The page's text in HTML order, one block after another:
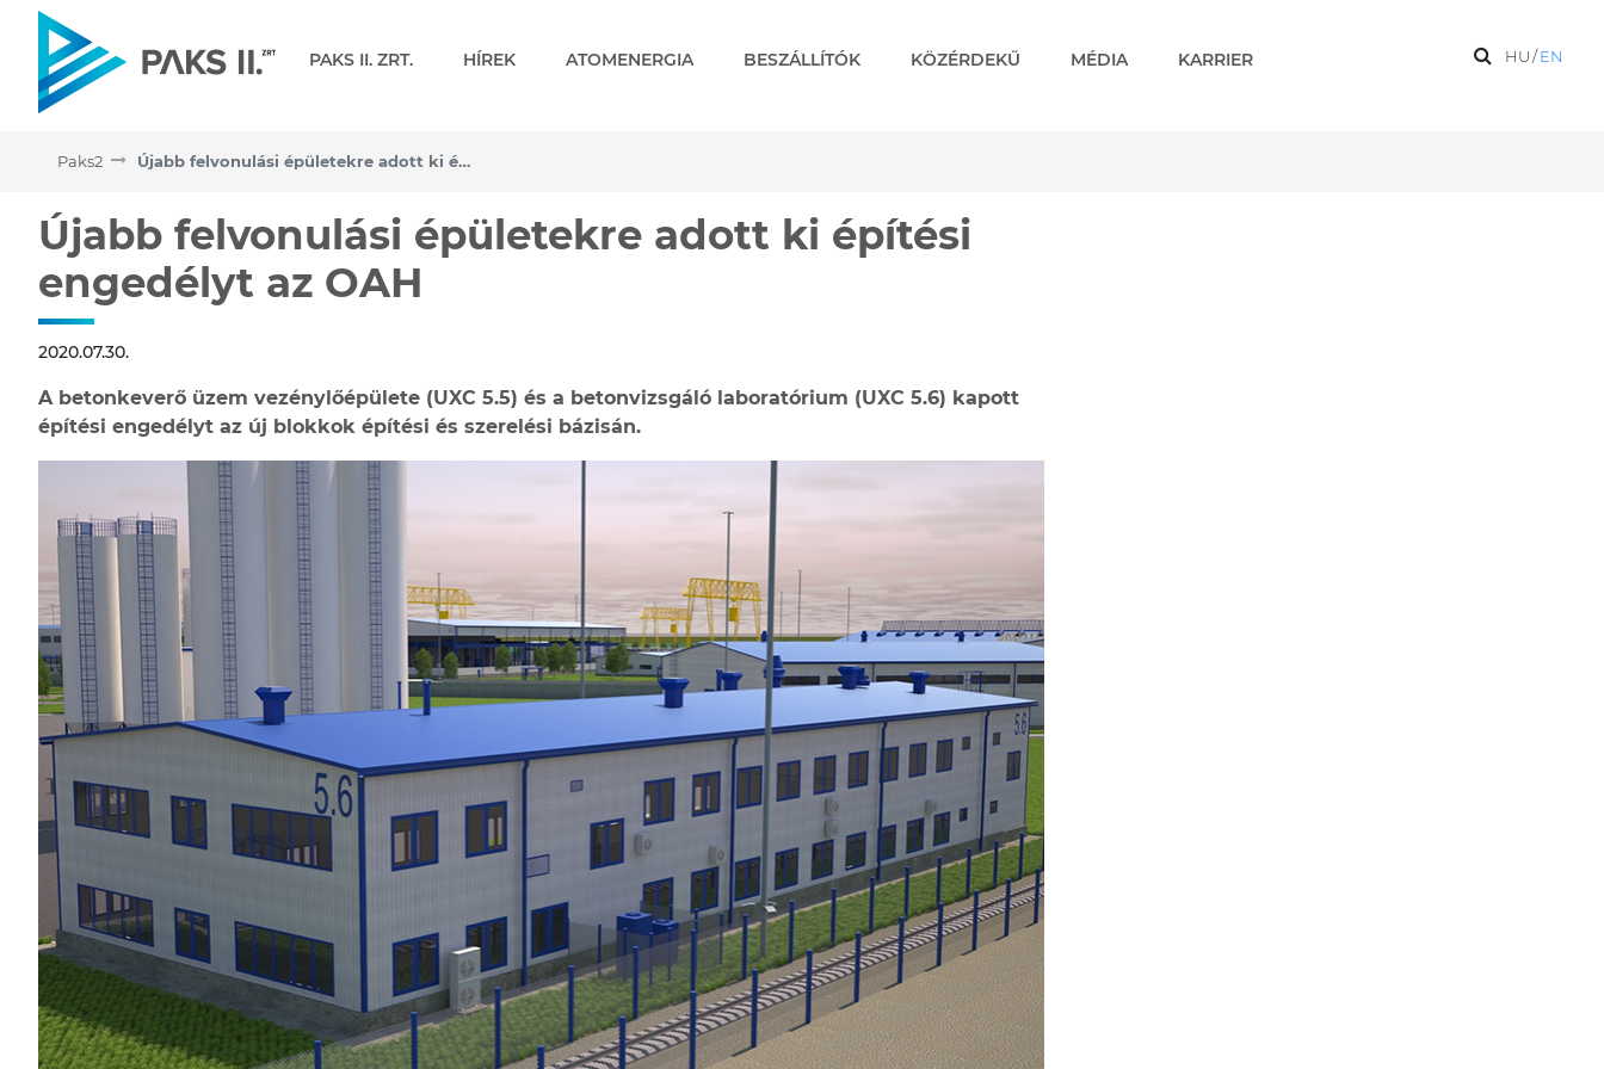
PAKS II. ZRT. HÍREK ATOMENERGIA BESZÁLLÍTÓK KÖZÉRDEKŰ MÉDIA KARRIER HU/EN
Paks2 Újabb felvonulási épületekre adott ki építési engedélyt az OAH
Újabb felvonulási épületekre adott ki építési engedélyt az OAH
Újabb felvonulási épületekre adott ki építési
engedélyt az OAH
2020.07.30.
A betonkeverő üzem vezénylőépülete (UXC 5.5) és a betonvizsgáló laboratórium (UXC 5.6) kapott
építési engedélyt az új blokkok építési és szerelési bázisán.